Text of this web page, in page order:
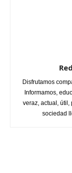
Disfrutamos
Informamos,
veraz, actual,
sociedad